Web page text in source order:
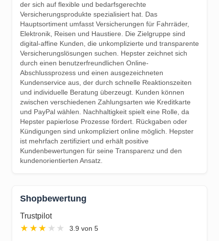
der sich auf flexible und bedarfsgerechte
Versicherungsprodukte spezialisiert hat. Das
Hauptsortiment umfasst Versicherungen für Fahrräder,
Elektronik, Reisen und Haustiere. Die Zielgruppe sind
digital-affine Kunden, die unkomplizierte und transparente
Versicherungslösungen suchen. Hepster zeichnet sich
durch einen benutzerfreundlichen Online-
Abschlussprozess und einen ausgezeichneten
Kundenservice aus, der durch schnelle Reaktionszeiten
und individuelle Beratung überzeugt. Kunden können
zwischen verschiedenen Zahlungsarten wie Kreditkarte
und PayPal wählen. Nachhaltigkeit spielt eine Rolle, da
Hepster papierlose Prozesse fördert. Rückgaben oder
Kündigungen sind unkompliziert online möglich. Hepster
ist mehrfach zertifiziert und erhält positive
Kundenbewertungen für seine Transparenz und den
kundenorientierten Ansatz.
Shopbewertung
Trustpilot
★★★ ★ ★ 3.9 von 5